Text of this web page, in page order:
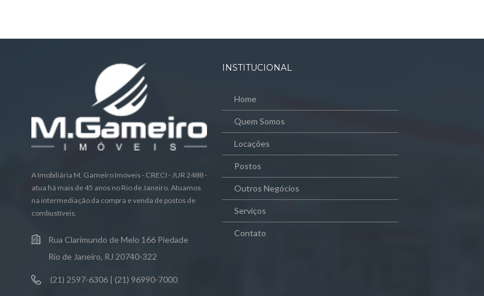
A Imobiliária M. Gameiro Imóveis - CRECI - JUR 2488 -
atua há mais de 45 anos no Rio de Janeiro. Atuamos
na intermediação da compra e venda de postos de
combustíveis.
Rua Clarimundo de Melo 166 Piedade
Rio de Janeiro, RJ 20740-322
(21) 2597-6306 | (21) 96990-7000
INSTITUCIONAL
Home
Quem Somos
Locações
Postos
Outros Negócios
Serviços
Contato